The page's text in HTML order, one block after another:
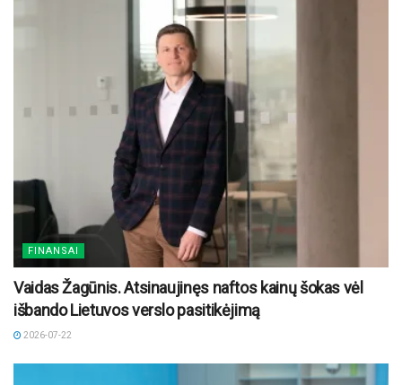
FINANSAI
Vaidas Žagūnis. Atsinaujinęs naftos kainų šokas vėl
išbando Lietuvos verslo pasitikėjimą
2026-07-22